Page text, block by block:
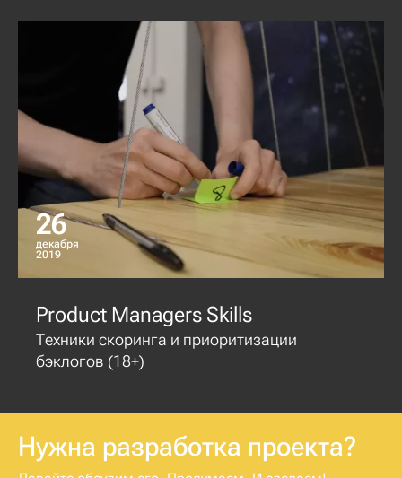
26
декабря
2019
Product Managers Skills
Техники скоринга и приоритизации
бэклогов (18+)
Нужна разработка проекта?